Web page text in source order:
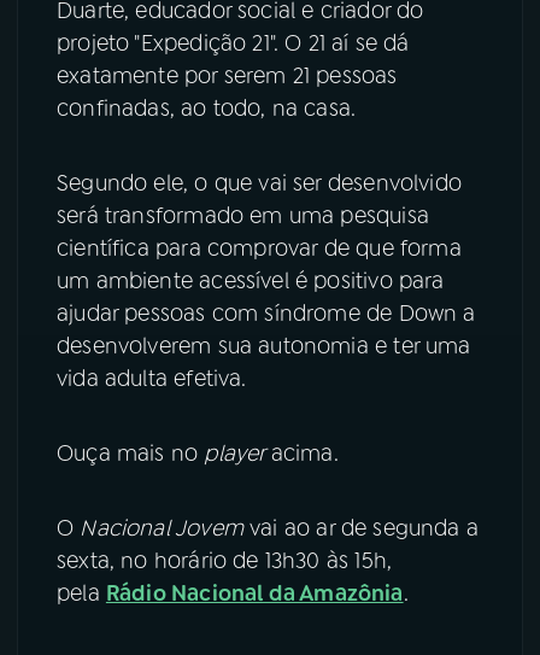
Duarte, educador social e criador do
projeto "Expedição 21". O 21 aí se dá
exatamente por serem 21 pessoas
confinadas, ao todo, na casa.
Segundo ele, o que vai ser desenvolvido
será transformado em uma pesquisa
científica para comprovar de que forma
um ambiente acessível é positivo para
ajudar pessoas com síndrome de Down a
desenvolverem sua autonomia e ter uma
vida adulta efetiva.
Ouça mais no playeracima.
O Nacional Jovemvai ao ar de segunda a
sexta, no horário de 13h30 às 15h,
pela Rádio Nacional da Amazônia.